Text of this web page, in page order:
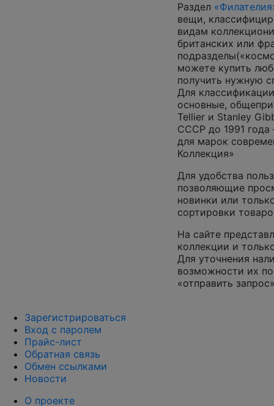
Раздел
вещи,
видам
британских или
можете купить
получить нужную
Для
основные,
Tellier и Stanley
СССР до 1991
для марок
Коллекция»
Для удобства
позволяющие
новинки или
сортировки
На сайте
коллекции и
Для уточнения
возможности их
«отправить
Зарегистрироваться
Вход с паролем
Прайс-лист
Обратная связь
Обмен ссылками
Новости
О проекте